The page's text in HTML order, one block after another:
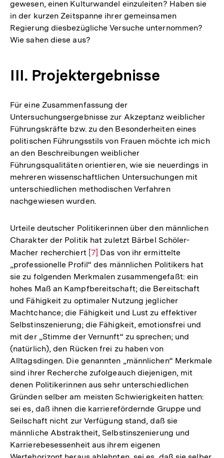
gewesen, einen Kulturwandel einzuleiten? Haben sie
in der kurzen Zeitspanne ihrer gemeinsamen
Regierung diesbezügliche Versuche unternommen?
Wie sahen diese aus?
III. Projektergebnisse
Für eine Zusammenfassung der
Untersuchungsergebnisse zur Akzeptanz weiblicher
Führungskräfte bzw. zu den Besonderheiten eines
politischen Führungsstils von Frauen möchte ich mich
an den Beschreibungen weiblicher
Führungsqualitäten orientieren, wie sie neuerdings in
mehreren wissenschaftlichen Untersuchungen mit
unterschiedlichen methodischen Verfahren
nachgewiesen wurden.
Urteile deutscher Politikerinnen über den männlichen
Charakter der Politik hat zuletzt Bärbel Schöler-
Macher recherchiert Zur
Auflösung
der
Fußnote
[7] Das von ihr ermittelte
„professionelle Profil“ des männlichen Politikers hat
sie zu folgenden Merkmalen zusammengefaßt: ein
hohes Maß an Kampfbereitschaft; die Bereitschaft
und Fähigkeit zu optimaler Nutzung jeglicher
Machtchance; die Fähigkeit und Lust zu effektiver
Selbstinszenierung; die Fähigkeit, emotionsfrei und
mit der „Stimme der Vernunft“ zu sprechen; und
(natürlich), den Rücken frei zu haben von
Alltagsdingen. Die genannten „männlichen“ Merkmale
sind ihrer Recherche zufolgeauch diejenigen, mit
denen Politikerinnen aus sehr unterschiedlichen
Gründen selber am meisten Schwierigkeiten hatten:
sei es, daß ihnen die karrierefördernde Gruppe und
Seilschaft nicht zur Verfügung stand, daß sie
männliche Abstraktheit, Selbstinszenierung und
Karrierebesessenheit aus ihrem eigenen